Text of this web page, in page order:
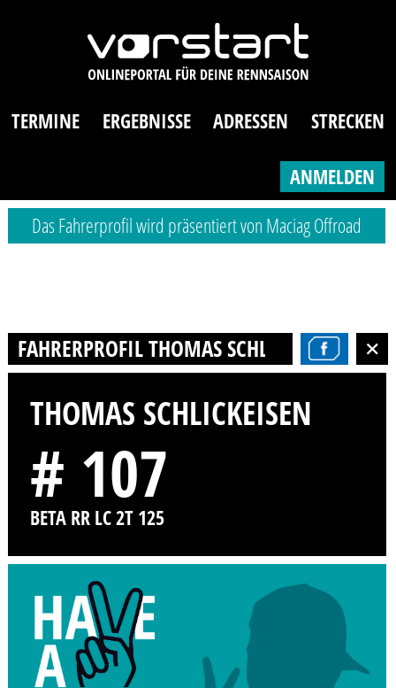
TERMINE ERGEBNISSE ADRESSEN STRECKEN
ANMELDEN
Das Fahrerprofil wird präsentiert von Maciag Offroad
FAHRERPROFIL THOMAS SCHLICKEISEN
THOMAS SCHLICKEISEN
# 107
BETA RR LC 2T 125